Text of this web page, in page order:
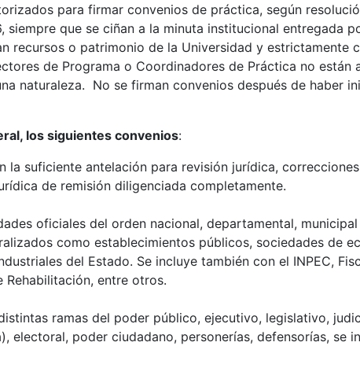
para firmar convenios de práctica, según
siempre que se ciñan a la minuta institucional entregada
recursos o patrimonio de la Universidad y estrictamente
de Programa o Coordinadores de Práctica no están
naturaleza. No se firman convenios después de haber
los siguientes convenios:
la suficiente antelación para revisión jurídica,
de remisión diligenciada completamente.
oficiales del orden nacional, departamental,
como establecimientos públicos, sociedades de
del Estado. Se incluye también con el INPEC,
Rehabilitación, entre otros.
ramas del poder público, ejecutivo, legislativo,
electoral, poder ciudadano, personerías, defensorías, se